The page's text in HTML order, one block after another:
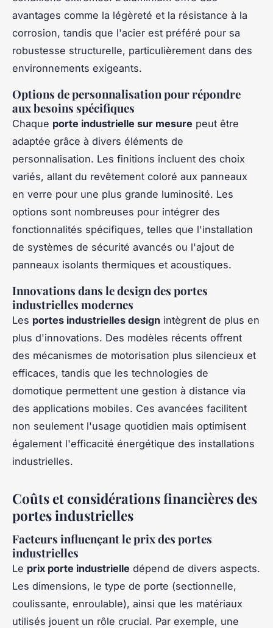
avantages comme la légèreté et la résistance à la
corrosion, tandis que l'acier est préféré pour sa
robustesse structurelle, particulièrement dans des
environnements exigeants.
Options de personnalisation pour répondre
aux besoins spécifiques
Chaque porte industrielle sur mesure peut être
adaptée grâce à divers éléments de
personnalisation. Les finitions incluent des choix
variés, allant du revêtement coloré aux panneaux
en verre pour une plus grande luminosité. Les
options sont nombreuses pour intégrer des
fonctionnalités spécifiques, telles que l'installation
de systèmes de sécurité avancés ou l'ajout de
panneaux isolants thermiques et acoustiques.
Innovations dans le design des portes
industrielles modernes
Les portes industrielles design intègrent de plus en
plus d'innovations. Des modèles récents offrent
des mécanismes de motorisation plus silencieux et
efficaces, tandis que les technologies de
domotique permettent une gestion à distance via
des applications mobiles. Ces avancées facilitent
non seulement l'usage quotidien mais optimisent
également l'efficacité énergétique des installations
industrielles.
Coûts et considérations financières des
portes industrielles
Facteurs influençant le prix des portes
industrielles
Le prix porte industrielle dépend de divers aspects.
Les dimensions, le type de porte (sectionnelle,
coulissante, enroulable), ainsi que les matériaux
utilisés jouent un rôle crucial. Par exemple, une